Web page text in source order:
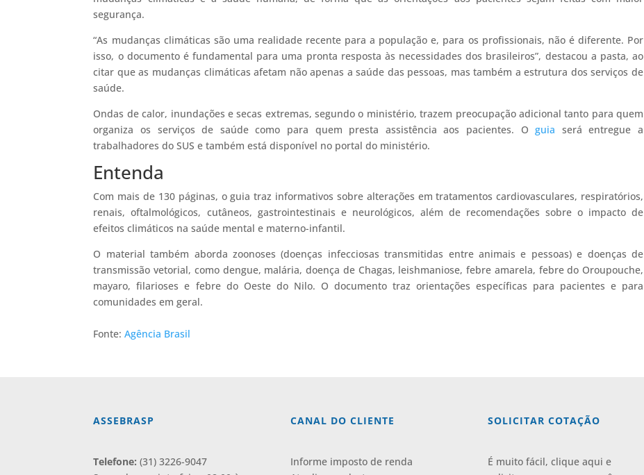
segurança.
“As mudanças climáticas são uma realidade recente para a população e, para os profissionais, não é diferente. Por
isso, o documento é fundamental para uma pronta resposta às necessidades dos brasileiros”, destacou a pasta, ao
citar que as mudanças climáticas afetam não apenas a saúde das pessoas, mas também a estrutura dos serviços de
saúde.
Ondas de calor, inundações e secas extremas, segundo o ministério, trazem preocupação adicional tanto para quem
organiza os serviços de saúde como para quem presta assistência aos pacientes. Oguia será entregue a
trabalhadores do SUS e também está disponível no portal do ministério.
Entenda
Com mais de 130 páginas, o guia traz informativos sobre alterações em tratamentos cardiovasculares, respiratórios,
renais, oftalmológicos, cutâneos, gastrointestinais e neurológicos, além de recomendações sobre o impacto de
efeitos climáticos na saúde mental e materno-infantil.
O material também aborda zoonoses (doenças infecciosas transmitidas entre animais e pessoas) e doenças de
transmissão vetorial, como dengue, malária, doença de Chagas, leishmaniose, febre amarela, febre do Oroupouche,
mayaro, filarioses e febre do Oeste do Nilo. O documento traz orientações específicas para pacientes e para
comunidades em geral.
Fonte:Agência Brasil
ASSEBRASP
Telefone: (31) 3226-9047
CANAL DO CLIENTE
Informe imposto de renda
SOLICITAR COTAÇÃO
É muito fácil, clique aqui e